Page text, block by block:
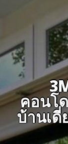
คอนโ
บ้านเดี่